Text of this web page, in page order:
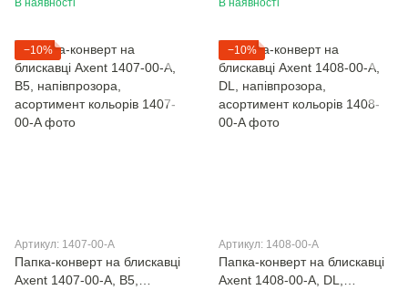
В наявності
В наявності
−10%
Артикул: 1407-00-A
Папка-конверт на блискавці
Axent 1407-00-A, В5,
−10%
Артикул: 1408-00-A
Папка-конверт на блискавці
Axent 1408-00-A, DL,